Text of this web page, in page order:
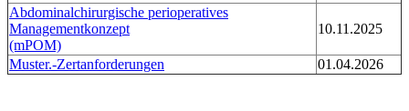
Abdominalchirurgische perioperatives
Managementkonzept
(mPOM)
10.11.2025
Muster.-Zertanforderungen 01.04.2026